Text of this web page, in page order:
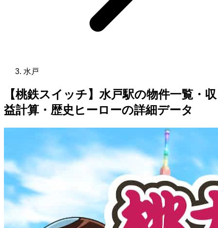
水戸
【桃鉄スイッチ】水戸駅の物件一覧・収
益計算・歴史ヒーローの詳細データ